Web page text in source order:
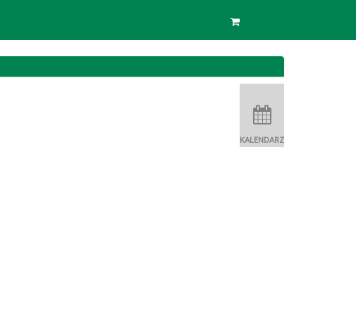
KALENDARZ